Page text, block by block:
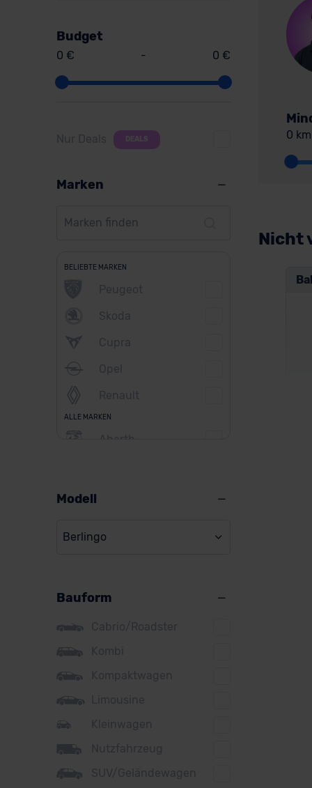
Budget
0 € - 0 €
Nur Deals DEALS
Marken
BELIEBTE MARKEN
Peugeot
Skoda
Cupra
Opel
Renault
ALLE MARKEN
Abarth
BMW
Citroen
Cupra
DS
Dacia
Fiat
Ford
Honda
Modell
Berlingo
Bauform
Cabrio/Roadster
Kombi
Kompaktwagen
Limousine
Kleinwagen
Nutzfahrzeug
SUV/Geländewagen
0 km
Nicht